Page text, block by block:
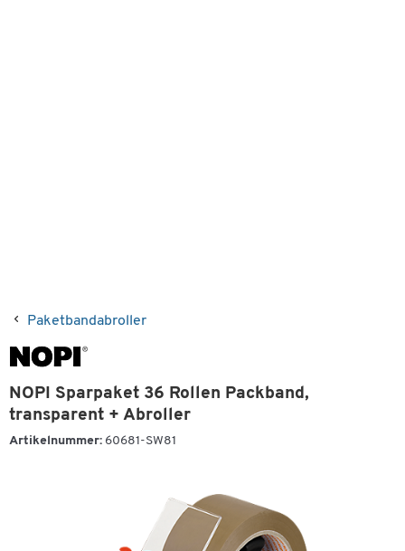
Paketbandabroller
NOPI Sparpaket 36 Rollen Packband,
transparent + Abroller
Artikelnummer: 60681-SW81